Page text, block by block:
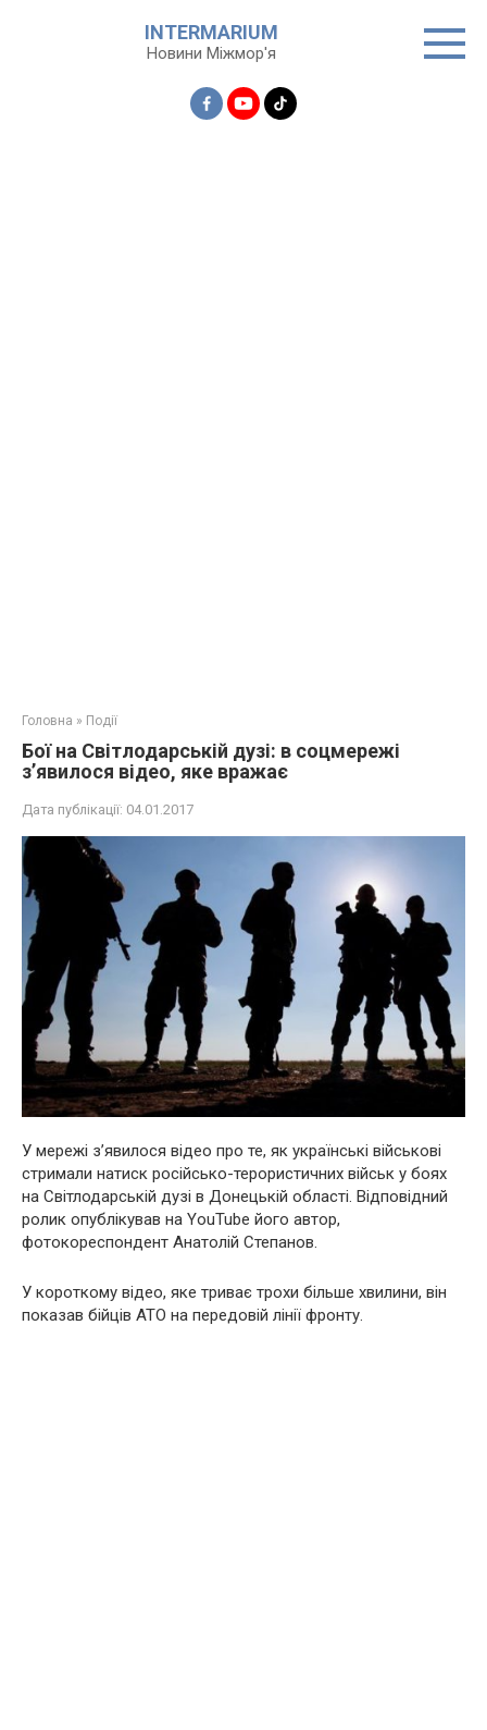
INTERMARIUM
Новини Міжмор'я
Головна » Події
Бої на Світлодарській дузі: в соцмережі
з’явилося відео, яке вражає
Дата публікації: 04.01.2017
У мережі з’явилося відео про те, як українські військові
стримали натиск російсько-терористичних військ у боях
на Світлодарській дузі в Донецькій області. Відповідний
ролик опублікував на YouTube його автор,
фотокореспондент Анатолій Степанов.
У короткому відео, яке триває трохи більше хвилини, він
показав бійців АТО на передовій лінії фронту.